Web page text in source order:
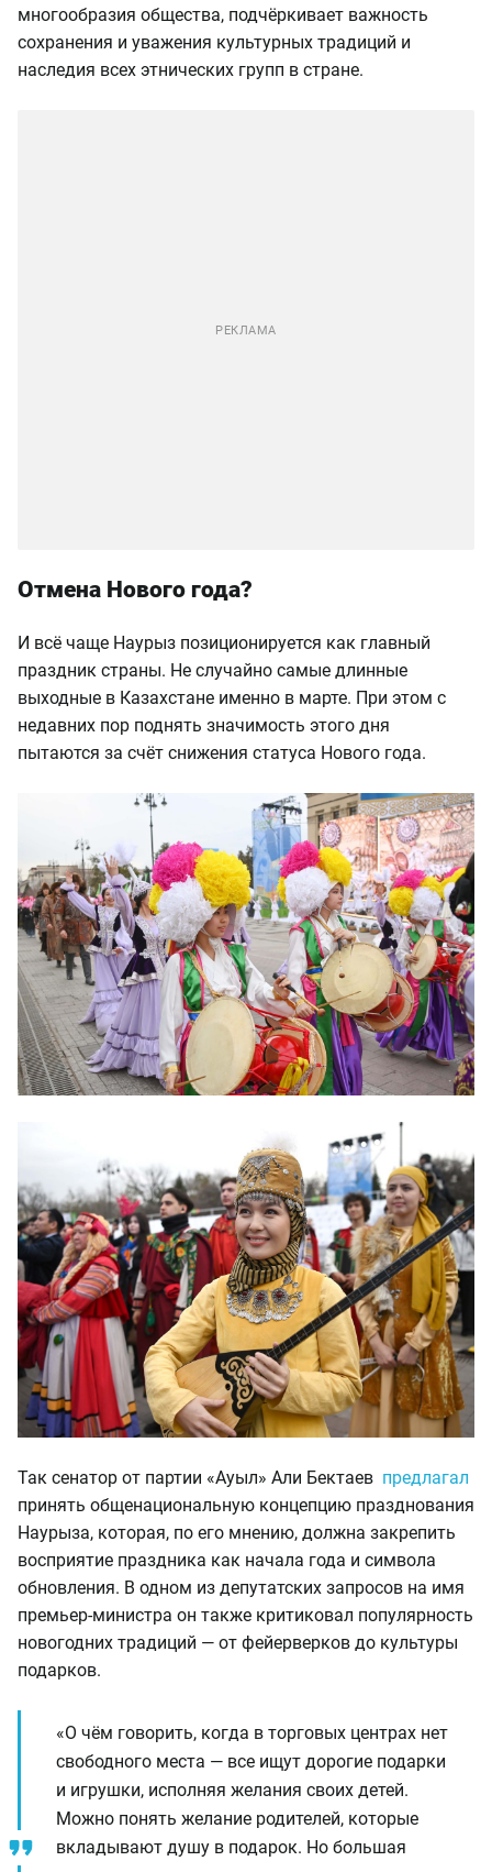
многообразия общества, подчёркивает важность
сохранения и уважения культурных традиций и
наследия всех этнических групп в стране.
Отмена Нового года?
И всё чаще Наурыз позиционируется как главный
праздник страны. Не случайно самые длинные
выходные в Казахстане именно в марте. При этом с
недавних пор поднять значимость этого дня
пытаются за счёт снижения статуса Нового года.
Так сенатор от партии «Ауыл» Али Бектаев предлагал
принять общенациональную концепцию празднования
Наурыза, которая, по его мнению, должна закрепить
восприятие праздника как начала года и символа
обновления. В одном из депутатских запросов на имя
премьер-министра он также критиковал популярность
новогодних традиций — от фейерверков до культуры
подарков.
«О чём говорить, когда в торговых центрах нет
свободного места — все ищут дорогие подарки
и игрушки, исполняя желания своих детей.
Можно понять желание родителей, которые
вкладывают душу в подарок. Но большая